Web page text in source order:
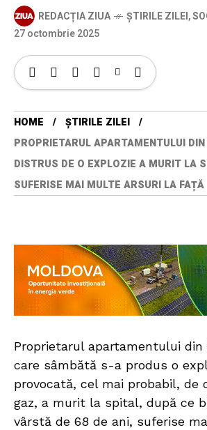
REDACȚIA ZIUA ȘTIRILE ZILEI,
27 octombrie 2025
HOME
ȘTIRILE ZILEI
PROPRIETARUL APARTAMENTULUI
DISTRUS DE O EXPLOZIE A MURIT LA
SUFERISE MAI MULTE ARSURI LA FAȚĂ
Proprietarul apartamentului din
care sâmbătă s-a produs o
provocată, cel mai probabil, de
gaz, a murit la spital, după ce
vârstă de 68 de ani, suferise